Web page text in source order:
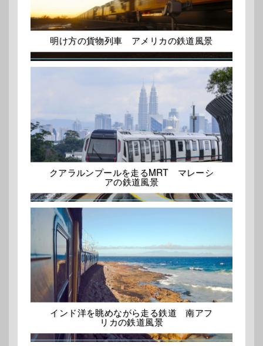
明け方の貨物列車 アメリカの鉄道風景
クアラルンプールを走るMRT マレーシ
アの鉄道風景
インド洋を眺めながら走る鉄道 南アフ
リカの鉄道風景